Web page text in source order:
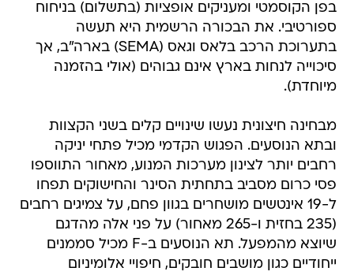
בפן הקוסמטי ומעניקים אופציות (בתשלום) בניחוח
ספורטיבי. את הבכורה הרשמית היא תעשה
בתערוכת הרכב בלאס וגאס (SEMA) בארה"ב, אך
סיכוייה לנחות בארץ אינם גבוהים (אולי בהזמנה
מיוחדת).
מבחינה חיצונית נעשו שינויים קלים בשני הקצוות
ובתא הנוסעים. הפגוש הקדמי מכיל פתחי יניקה
רחבים יותר לצינון מערכות המנוע, מאחור התווספו
פסי כרום מסביב בתחתית הסינר והחישוקים תפחו
ל-19 אינטשים מושחרים בגוון פחם, על צמיגים רחבים
(235 בחזית ו-265 מאחור) על פני אלה מהדגם
שיוצא מהמפעל. תא הנוסעים ב-F מכיל סממנים
ייחודיים כגון מושבים חובקים, חיפויי אלומיניום